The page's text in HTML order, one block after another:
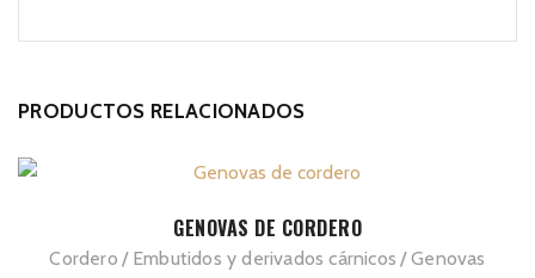
PRODUCTOS RELACIONADOS
SELECCIONAR OPCIONES
producto
tiene
GENOVAS DE CORDERO
Cordero Embutidos y derivados cárnicos Genovas